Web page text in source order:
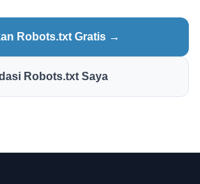
Robots.txt Gratis →
Robots.txt Saya